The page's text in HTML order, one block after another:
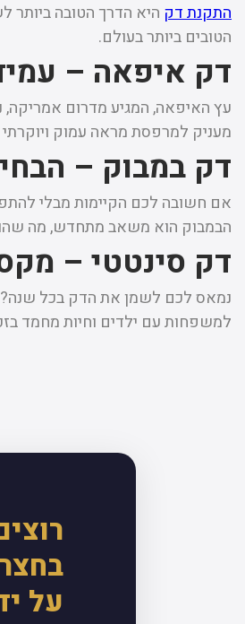
התקנת דק היא הדרך הטובה ביותר
הטובים ביותר בעולם.
דק איפאה –
עץ האיפאה, המגיע מדרום
מעניק למרפסת מראה עמוק
דק במבוק –
אם חשובה לכם הקיימות מבלי
הבמבוק הוא משאב מתחדש, מה
דק סינטטי –
נמאס לכם לשמן את הדק בכל שנה?
למשפחות עם ילדים וחיות מחמד
על